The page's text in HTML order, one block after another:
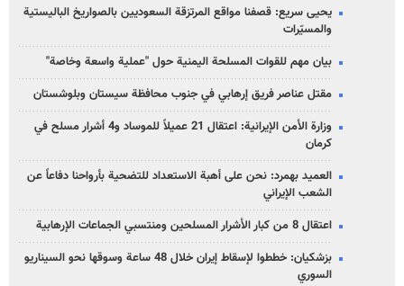
يحيى سريع: قصفنا مواقع المرتزقة السعوديين بالصواريخ الباليستية
والمسيّرات
بيان مهم للقوات المسلحة اليمنية حول "عملية واسعة وخاصة"
مقتل عناصر فريق إرهابي في جنوب محافظة سيستان وبلوشستان
وزارة الأمن الإيرانية: اعتقال 21 عميلاً للموساد و4 أشرار مسلح في
كرمان
العميد بهمرد: نحن على أهبة الاستعداد للتضحية بأرواحنا دفاعاً عن
الشعب الإيراني
اعتقال 8 من كبار الأشرار المسلحين ومنتسبي الجماعات الإرهابية
بزشكيان: خططوا لإسقاط إيران خلال 48 ساعة وسوقها نحو السيناريو
السوري